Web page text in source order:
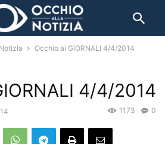
Occhio ai GIORNALI 4/4/2014
4/4/2014
0
1173